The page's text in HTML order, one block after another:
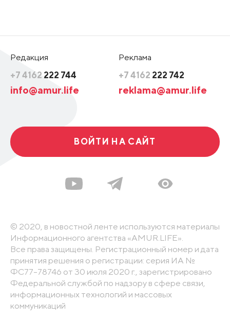
Редакция
+7 4162 222 744
info@amur.life
Реклама
+7 4162 222 742
reklama@amur.life
ВОЙТИ НА САЙТ
© 2020, в новостной ленте используются материалы
Информационного агентства «AMUR.LIFE».
Все права защищены. Регистрационный номер и дата
принятия решения о регистрации: серия ИА №
ФС77-78746 от 30 июля 2020 г., зарегистрировано
Федеральной службой по надзору в сфере связи,
информационных технологий и массовых
коммуникаций